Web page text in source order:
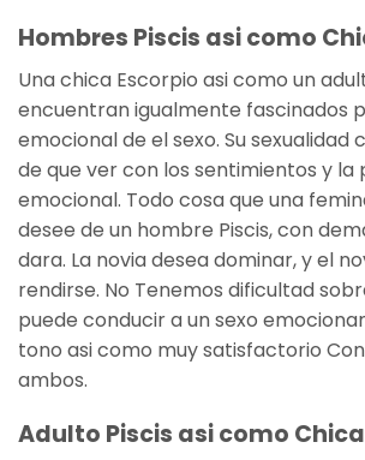
Hombres Piscis asi­ como
Una chica Escorpio asi­ como un
encuentran igualmente fascinados
emocional de el sexo. Su
de que ver con los sentimientos y la
emocional. Todo cosa que una
desee de un hombre Piscis, con
dara. La novia desea dominar, y el
rendirse. No Tenemos dificultad
puede conducir a un sexo
tono asi­ como muy satisfactorio Con
ambos.
Adulto Piscis asi­ como